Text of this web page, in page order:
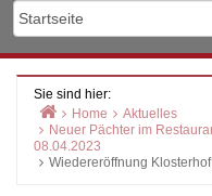
Sie sind hier:
Home
Aktuelles
Neuer Pächter im
08.04.2023
Wiedereröffnung